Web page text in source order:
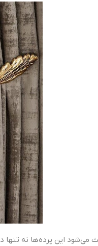
می‌شود این پرده‌ها نه